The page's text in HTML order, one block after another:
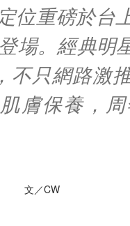
位重磅於台
場。經典明
不只網路激
膚保養，
文／CW